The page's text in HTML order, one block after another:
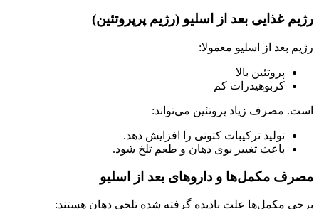
رژیم غذایی بعد از اسلیو (رژیم پرپروتئین)
رژیم بعد از اسلیو معمولا:
پروتئین بالا
کربوهیدرات کم
است. مصرف زیاد پروتئین می‌تواند:
تولید ترکیبات کتونی را افزایش دهد.
باعث تغییر بوی دهان و طعم تلخ شود.
مصرف مکمل‌ها و داروهای بعد از اسلیو
برخی مکمل‌ها علت نادیده‌ گرفته‌ شده تلخی دهان هستند: